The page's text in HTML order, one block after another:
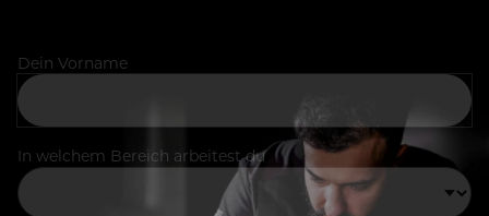
Dein Vorname
In welchem Bereich arbeitest du